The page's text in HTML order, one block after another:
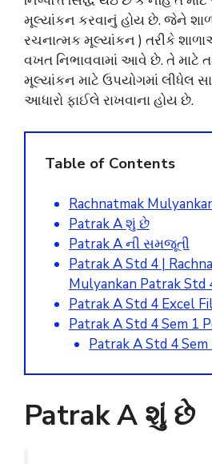
મૂલ્યાંકન કરવાનું હોય છે. જેને
રચનાત્મક મૂલ્યાંકન ) તરીકે
વખત નિભાવવામાં આવે છે. તે માટે
મૂલ્યાંકન માટે ઉપયોગમાં લીધેલ
આધારો ફાઈલે રાખવાના હોય છે.
Table of Contents
Rachnatmak
Patrak A શું છે
Patrak A ની સમજૂતી
Patrak A Std 4 |
Mulyankan Patrak Std
Patrak A Std 4 Excel
Patrak A Std 4 Sem 1
Patrak A Std 4
Patrak A શું છે